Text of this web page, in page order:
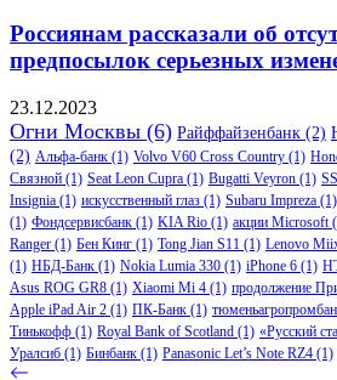
Россиянам рассказали об
предпосылок серьезных
23.12.2023
Огни Москвы (6) Райффайзенбанк (2)
(2) Альфа-банк (1) Volvo V60 Cross Country (1)
Связной (1) Seat Leon Cupra (1) Bugatti Veyron (1)
Insignia (1) искусственный глаз (1) Subaru Impreza (1)
(1) Фондсервисбанк (1) KIA Rio (1) акции Microsoft
Ranger (1) Бен Кинг (1) Tong Jian S11 (1) Lenovo
(1) НБД-Банк (1) Nokia Lumia 330 (1) iPhone 6 (1)
Asus ROG GR8 (1) Xiaomi Mi 4 (1) продолжение
Apple iPad Air 2 (1) ПК-Банк (1)
Тинькофф (1) Royal Bank of Scotland (1) «Русский
Уралсиб (1) Бинбанк (1) Panasonic Let’s Note RZ4 (1)